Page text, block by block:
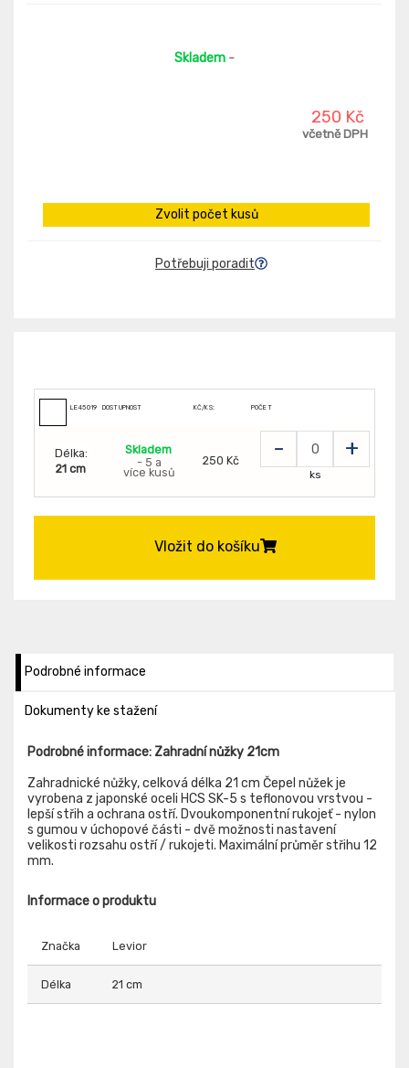
Skladem -
250 Kč
včetně DPH
Zvolit počet kusů
Potřebuji poradit
LE45019 DOSTUPNOST KČ/KS: POČET
Délka:
21 cm
Skladem
- 5 a
více kusů
250 Kč - +
ks
Vložit do košíku
Podrobné informace
Dokumenty ke stažení
Podrobné informace: Zahradní nůžky 21cm
Zahradnické nůžky, celková délka 21 cm Čepel nůžek je
vyrobena z japonské oceli HCS SK-5 s teflonovou vrstvou -
lepší střih a ochrana ostří. Dvoukomponentní rukojeť - nylon
s gumou v úchopové části - dvě možnosti nastavení
velikosti rozsahu ostří / rukojeti. Maximální průměr střihu 12
mm.
Informace o produktu
Značka Levior
Délka 21 cm